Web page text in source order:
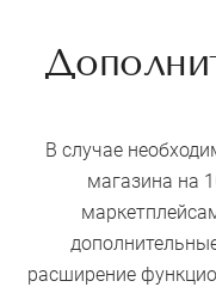
В случае
магазина на
расширение